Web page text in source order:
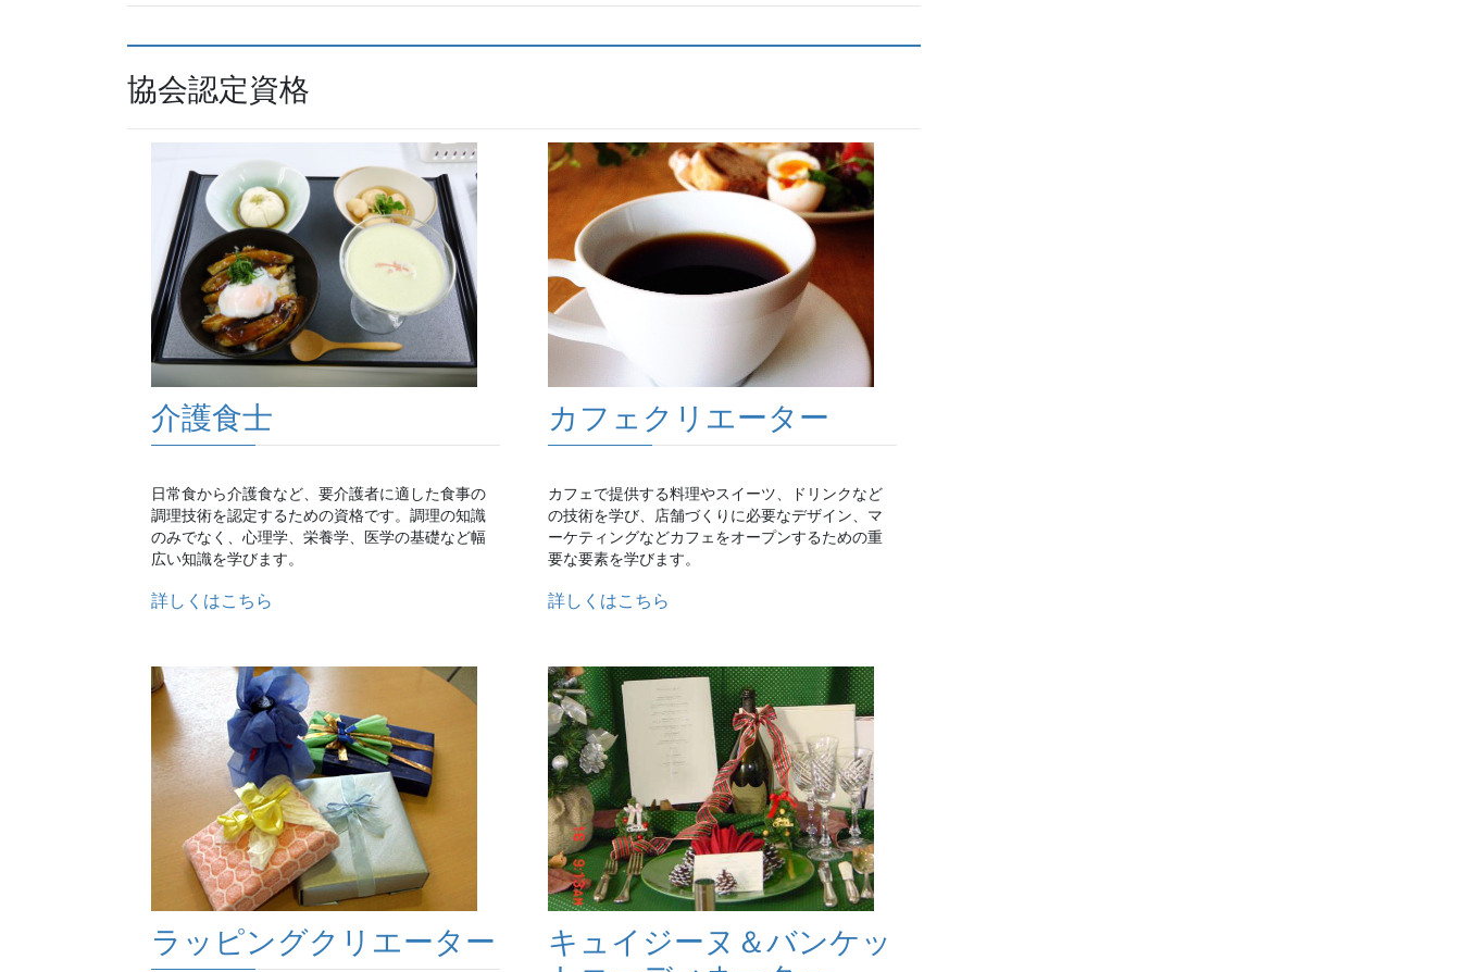
協会認定資格
介護食士
日常食から介護食など、要介護者に適した食事の
調理技術を認定するための資格です。調理の知識
のみでなく、心理学、栄養学、医学の基礎など幅
広い知識を学びます。
詳しくはこちら
カフェクリエーター
カフェで提供する料理やスイーツ、ドリンクなど
の技術を学び、店舗づくりに必要なデザイン、マ
ーケティングなどカフェをオープンするための重
要な要素を学びます。
詳しくはこちら
ラッピングクリエーター
キュイジーヌ＆バンケッ